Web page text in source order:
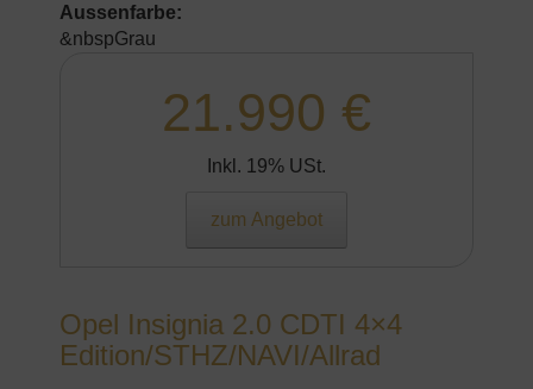
Aussenfarbe:
&nbspGrau
21.990 €
Inkl. 19% USt.
zum Angebot
Opel Insignia 2.0 CDTI 4×4
Edition/STHZ/NAVI/Allrad